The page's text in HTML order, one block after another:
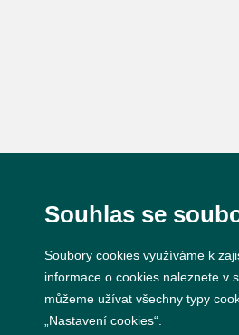
Souhlas se
Soubory cookies využíváme k
informace o cookies naleznete v
můžeme užívat všechny typy
„Nastavení cookies“.